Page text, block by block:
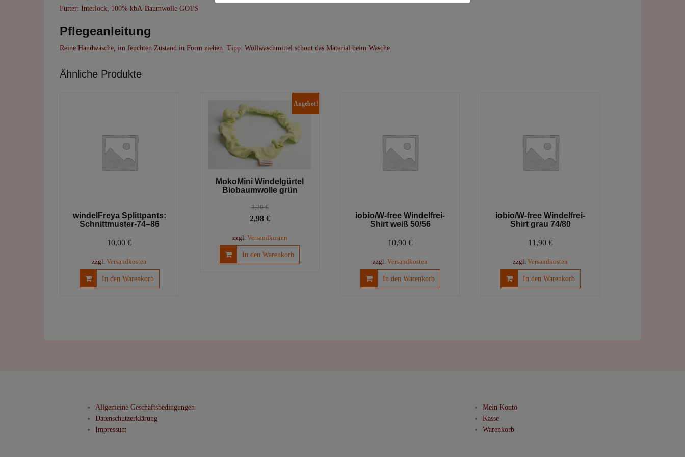
Futter: Interlock, 100% kbA-Baumwolle GOTS
Pflegeanleitung
Reine Handwäsche, im feuchten Zustand in Form ziehen. Tipp: Wollwaschmittel schont das Material beim Wasche.
Ähnliche Produkte
windelFreya Splittpants:
Schnittmuster-74–86
10,00€
zzgl.Versandkosten
In den Warenkorb
Angebot!
MokoMini Windelgürtel
Biobaumwolle grün
3,20€
Ursprünglicher
war:
3,20 €
2,98 €Aktueller
ist:
2,98 €.
zzgl. Versandkosten
In den Warenkorb
iobio/W-free Windelfrei-
Shirt weiß 50/56
10,90 €
zzgl. Versandkosten
In den Warenkorb
iobio/W-free Windelfrei-
Shirt grau 74/80
11,90€
zzgl.Versandkosten
In den Warenkorb
Allgemeine Geschäftsbedingungen
Datenschutzerklärung
Impressum
Mein Konto
Kasse
Warenkorb